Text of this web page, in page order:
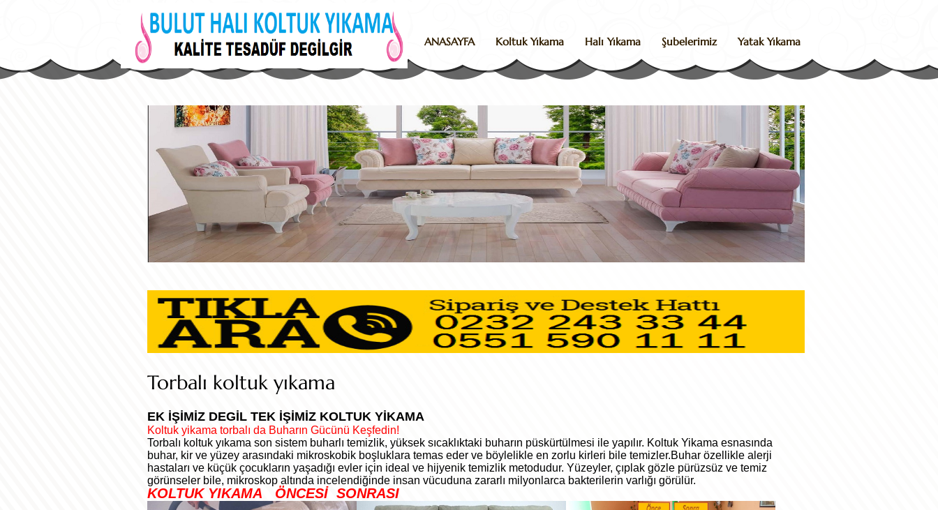
ANASAYFA Koltuk Yıkama Halı Yıkama Şubelerimiz Yatak Yıkama
Torbalı koltuk yıkama
EK İŞİMİZ DEGİL TEK İŞİMİZ KOLTUK YİKAMA
Koltuk yikama torbalı da Buharın Gücünü Keşfedin!
Torbalı koltuk yıkama son sistem buharlı temizlik, yüksek sıcaklıktaki buharın püskürtülmesi ile yapılır. Koltuk Yikama esnasında
buhar, kir ve yüzey arasındaki mikroskobik boşluklara temas eder ve böylelikle en zorlu kirleri bile temizler.Buhar özellikle alerji
hastaları ve küçük çocukların yaşadığı evler için ideal ve hijyenik temizlik metodudur. Yüzeyler, çıplak gözle pürüzsüz ve temiz
görünseler bile, mikroskop altında incelendiğinde insan vücuduna zararlı milyonlarca bakterilerin varlığı görülür.
KOLTUK YIKAMA ÖNCESİ SONRASI